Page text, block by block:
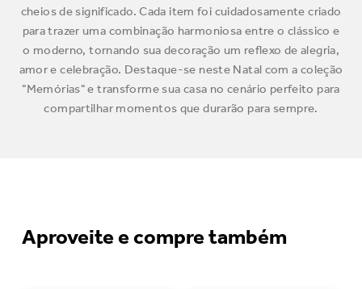
cheios de significado. Cada item foi cuidadosamente criado
para trazer uma combinação harmoniosa entre o clássico e
o moderno, tornando sua decoração um reflexo de alegria,
amor e celebração. Destaque-se neste Natal com a coleção
"Memórias" e transforme sua casa no cenário perfeito para
compartilhar momentos que durarão para sempre.
Aproveite e compre também